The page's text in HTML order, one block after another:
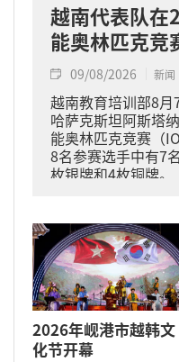
越南代表队在
能奥林匹克竞
09/08/2026 新闻
越南教育培训部8
哈萨克斯坦阿斯塔
能奥林匹克竞赛（
8名参赛选手中有7
枚银牌和4枚铜牌。
2026年岘港市越韩文
化节开幕